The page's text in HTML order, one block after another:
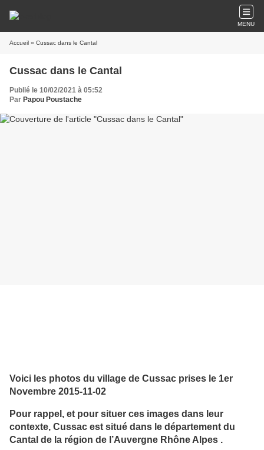
MENU
Accueil » Cussac dans le Cantal
Cussac dans le Cantal
Publié le 10/02/2021 à 05:52
Par Papou Poustache
Voici les photos du village de Cussac prises le 1er
Novembre 2015-11-02
Pour rappel, et pour situer ces images dans leur
contexte, Cussac est situé dans le département du
Cantal de la région de l’Auvergne Rhône Alpes .